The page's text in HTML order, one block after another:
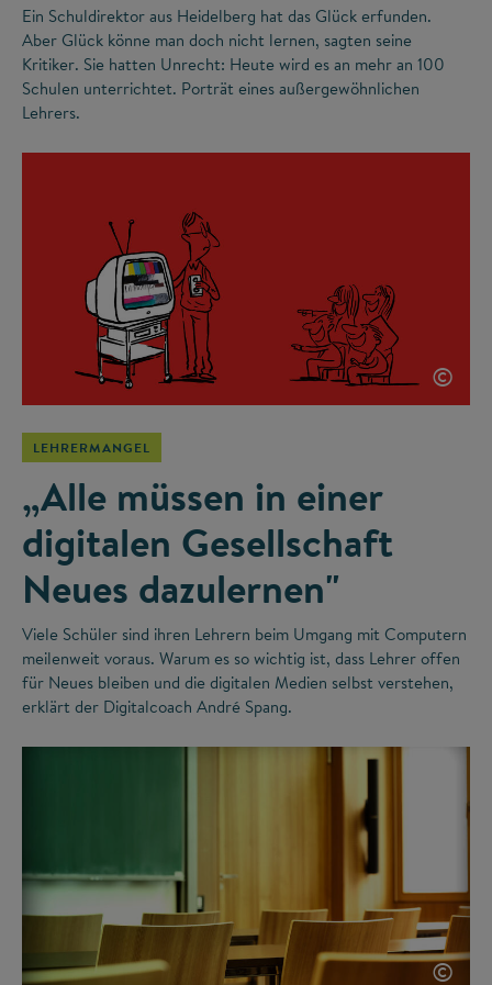
Ein Schuldirektor aus Heidelberg hat das Glück erfunden.
Aber Glück könne man doch nicht lernen, sagten seine
Kritiker. Sie hatten Unrecht: Heute wird es an mehr an 100
Schulen unterrichtet. Porträt eines außergewöhnlichen
Lehrers.
©
LEHRERMANGEL
„Alle müssen in einer
digitalen Gesellschaft
Neues dazulernen"
Viele Schüler sind ihren Lehrern beim Umgang mit Computern
meilenweit voraus. Warum es so wichtig ist, dass Lehrer offen
für Neues bleiben und die digitalen Medien selbst verstehen,
erklärt der Digitalcoach André Spang.
©